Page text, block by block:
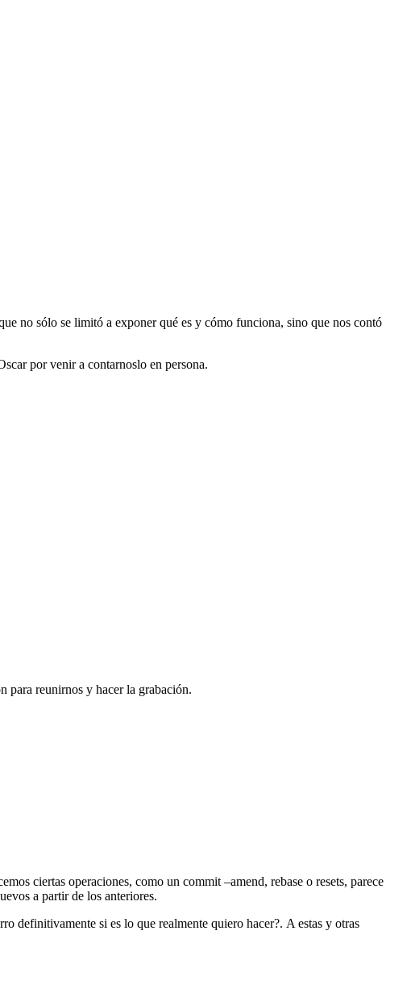
no sólo se limitó a exponer qué es y cómo funciona, sino que nos contó
por venir a contarnoslo en persona.
para reunirnos y hacer la grabación.
ciertas operaciones, como un commit –amend, rebase o resets, parece
a partir de los anteriores.
definitivamente si es lo que realmente quiero hacer?. A estas y otras